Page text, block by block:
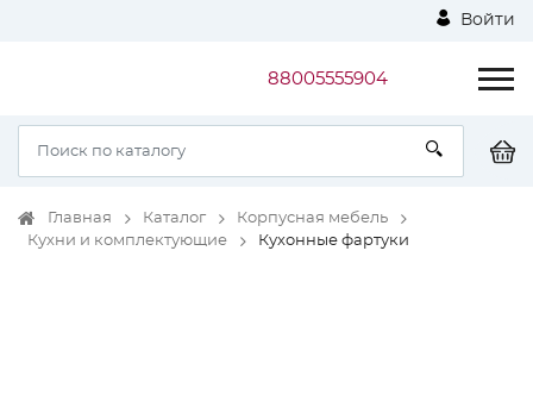
Войти
88005555904
Главная Каталог
Корпусная мебель
Кухни и комплектующие
Кухонные фартуки